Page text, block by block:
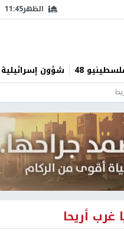
الظهر11:45
48 شؤون إسرائيلية
أريحا